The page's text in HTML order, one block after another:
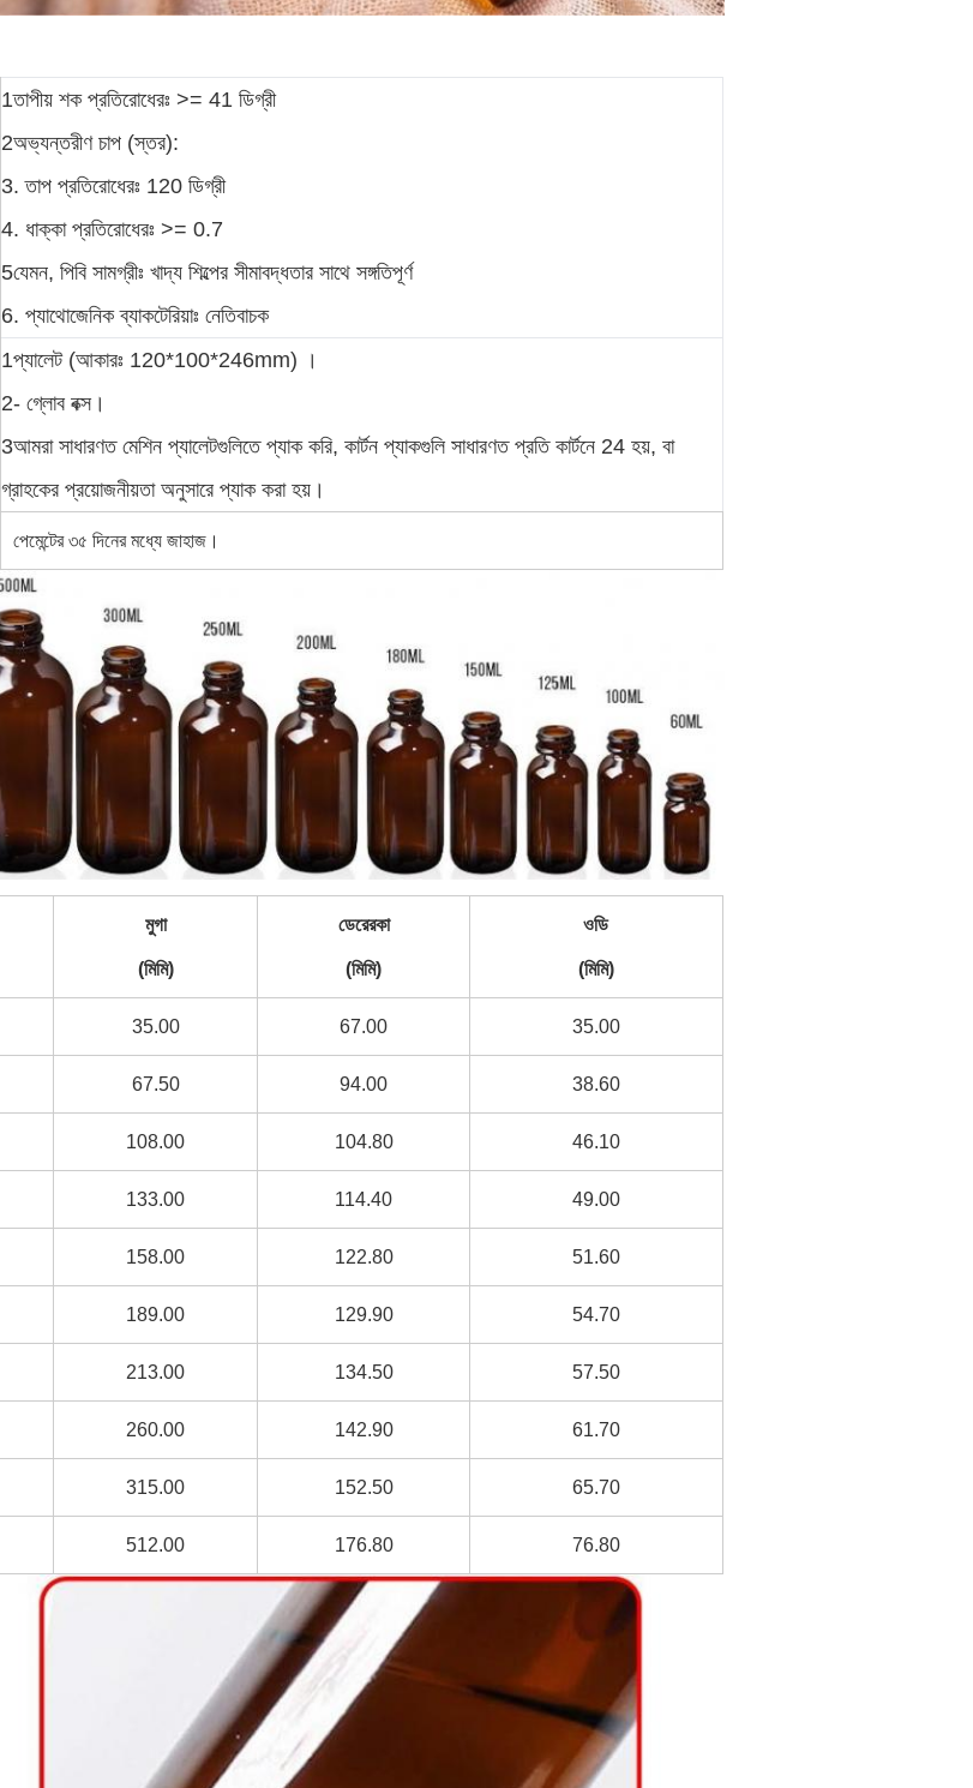
1তাপীয় শক প্রতিরোধেরঃ >= 41 ডিগ্রী
2অভ্যন্তরীণ চাপ (স্তর):
3. তাপ প্রতিরোধেরঃ 120 ডিগ্রী
4. ধাক্কা প্রতিরোধেরঃ >= 0.7
5যেমন, পিবি সামগ্রীঃ খাদ্য শিল্পের সীমাবদ্ধতার সাথে সঙ্গতিপূর্ণ
6. প্যাথোজেনিক ব্যাকটেরিয়াঃ নেতিবাচক
1প্যালেট (আকারঃ 120*100*246mm) ।
2- গ্লোব বক্স।
3আমরা সাধারণত মেশিন প্যালেটগুলিতে প্যাক করি, কার্টন প্যাকগুলি সাধারণত প্রতি কার্টনে 24 হয়, বা
গ্রাহকের প্রয়োজনীয়তা অনুসারে প্যাক করা হয়।
পেমেন্টের ৩৫ দিনের মধ্যে জাহাজ।
মুগা
(মিমি)
ডেরেরকা
(মিমি)
ওডি
(মিমি)
35.00 67.00 35.00
67.50 94.00 38.60
108.00 104.80 46.10
133.00 114.40 49.00
158.00 122.80 51.60
189.00 129.90 54.70
213.00 134.50 57.50
260.00 142.90 61.70
315.00 152.50 65.70
512.00 176.80 76.80